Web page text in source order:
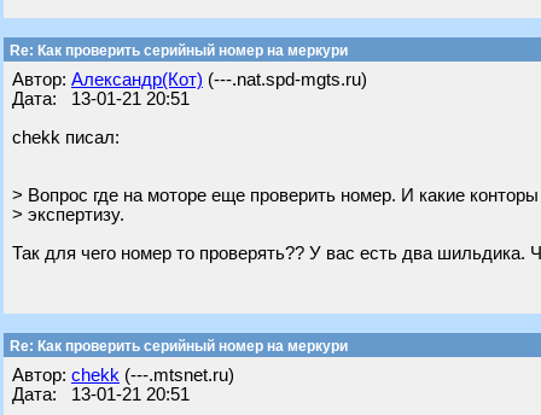
Re: Как проверить серийный номер на меркури
Автор: Александр(Кот) (---.nat.spd-mgts.ru)
Дата: 13-01-21 20:51
chekk писал:
> Вопрос где на моторе еще проверить номер. И какие
> экспертизу.
Так для чего номер то проверять?? У вас есть два шильдика.
Re: Как проверить серийный номер на меркури
Автор: chekk (---.mtsnet.ru)
Дата: 13-01-21 20:51